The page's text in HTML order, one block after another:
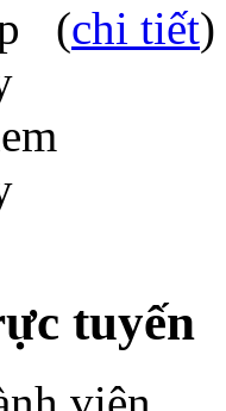
(chi tiết)
tuyến